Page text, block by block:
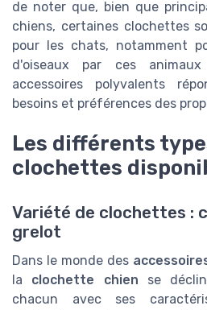
de noter que, bien que
chiens, certaines clochettes
pour les chats, notamment
d'oiseaux par ces
accessoires polyvalents
besoins et préférences des
Les différents
clochettes
Variété de clochettes :
grelot
Dans le monde des
la clochette chien se
chacun avec ses